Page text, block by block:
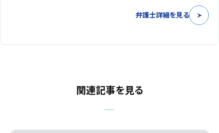
弁護士詳細を見る
関連記事を見る